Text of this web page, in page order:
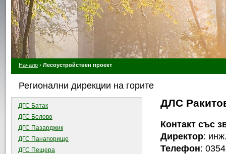
Начало › Лесоустройствен проект
Регионални дирекции на горите
ДГС Батак
ДГС Белово
ДГС Пазарджик
ДГС Панагюрище
ДГС Пещера
ДЛС
Контакт със
Директор:
Телефон: